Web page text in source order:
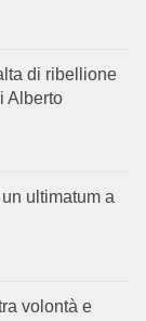
di ribellione
Alberto
ultimatum a
volontà e